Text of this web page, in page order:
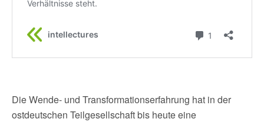
Die Wende- und Transformationserfahrung hat in der
ostdeutschen Teilgesellschaft bis heute eine